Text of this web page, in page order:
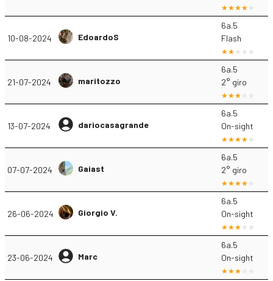
10-08-2024 EdoardoS
6a.5
Flash
21-07-2024 maritozzo
6a.5
2° giro
13-07-2024 dariocasagrande
6a.5
On-sight
07-07-2024 Gaiast
6a.5
2° giro
26-06-2024 Giorgio V.
6a.5
On-sight
23-06-2024 Marc
6a.5
On-sight